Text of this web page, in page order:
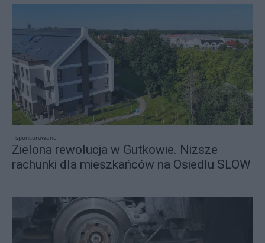
sponsorowane
Zielona rewolucja w Gutkowie. Niższe
rachunki dla mieszkańców na Osiedlu SLOW